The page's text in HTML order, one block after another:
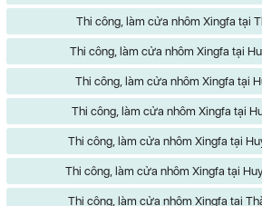
Thi công, làm cửa nhôm Xingfa tại
Thi công, làm cửa nhôm Xingfa tại
Thi công, làm cửa nhôm Xingfa tại
Thi công, làm cửa nhôm Xingfa tại
Thi công, làm cửa nhôm Xingfa tại
Thi công, làm cửa nhôm Xingfa tại
Thi công, làm cửa nhôm Xingfa tại